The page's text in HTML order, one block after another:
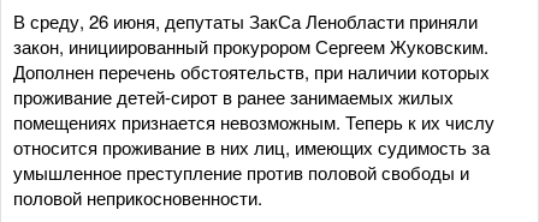
В среду, 26 июня, депутаты ЗакСа Ленобласти приняли
закон, инициированный прокурором Сергеем Жуковским.
Дополнен перечень обстоятельств, при наличии которых
проживание детей-сирот в ранее занимаемых жилых
помещениях признается невозможным. Теперь к их числу
относится проживание в них лиц, имеющих судимость за
умышленное преступление против половой свободы и
половой неприкосновенности.